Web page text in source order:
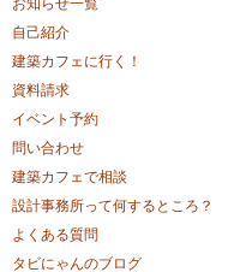
自己紹介
建築カフェに行く！
資料請求
イベント予約
問い合わせ
建築カフェで相談
設計事務所って何するところ？
よくある質問
タビにゃんのブログ